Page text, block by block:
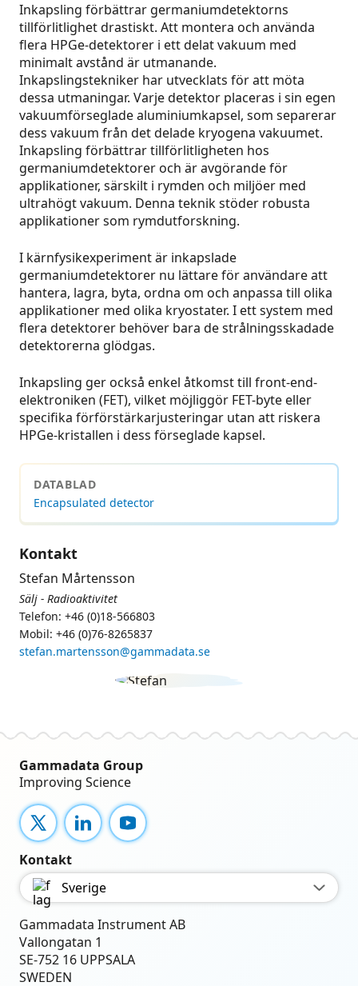
Inkapsling förbättrar germaniumdetektorns
tillförlitlighet drastiskt. Att montera och använda
flera HPGe-detektorer i ett delat vakuum med
minimalt avstånd är utmanande.
Inkapslingstekniker har utvecklats för att möta
dessa utmaningar. Varje detektor placeras i sin egen
vakuumförseglade aluminiumkapsel, som separerar
dess vakuum från det delade kryogena vakuumet.
Inkapsling förbättrar tillförlitligheten hos
germaniumdetektorer och är avgörande för
applikationer, särskilt i rymden och miljöer med
ultrahögt vakuum. Denna teknik stöder robusta
applikationer som rymdutforskning.
I kärnfysikexperiment är inkapslade
germaniumdetektorer nu lättare för användare att
hantera, lagra, byta, ordna om och anpassa till olika
applikationer med olika kryostater. I ett system med
flera detektorer behöver bara de strålningsskadade
detektorerna glödgas.
Inkapsling ger också enkel åtkomst till front-end-
elektroniken (FET), vilket möjliggör FET-byte eller
specifika förförstärkarjusteringar utan att riskera
HPGe-kristallen i dess förseglade kapsel.
DATABLAD
Encapsulated detector
Kontakt
Stefan Mårtensson
Sälj - Radioaktivitet
Telefon: +46 (0)18-566803
Mobil: +46 (0)76-8265837
stefan.martensson@gammadata.se
Gammadata Group
Improving Science
X LinkedInYouTube
Kontakt
Sverige
Gammadata Instrument AB
Vallongatan 1
SE-752 16 UPPSALA
SWEDEN